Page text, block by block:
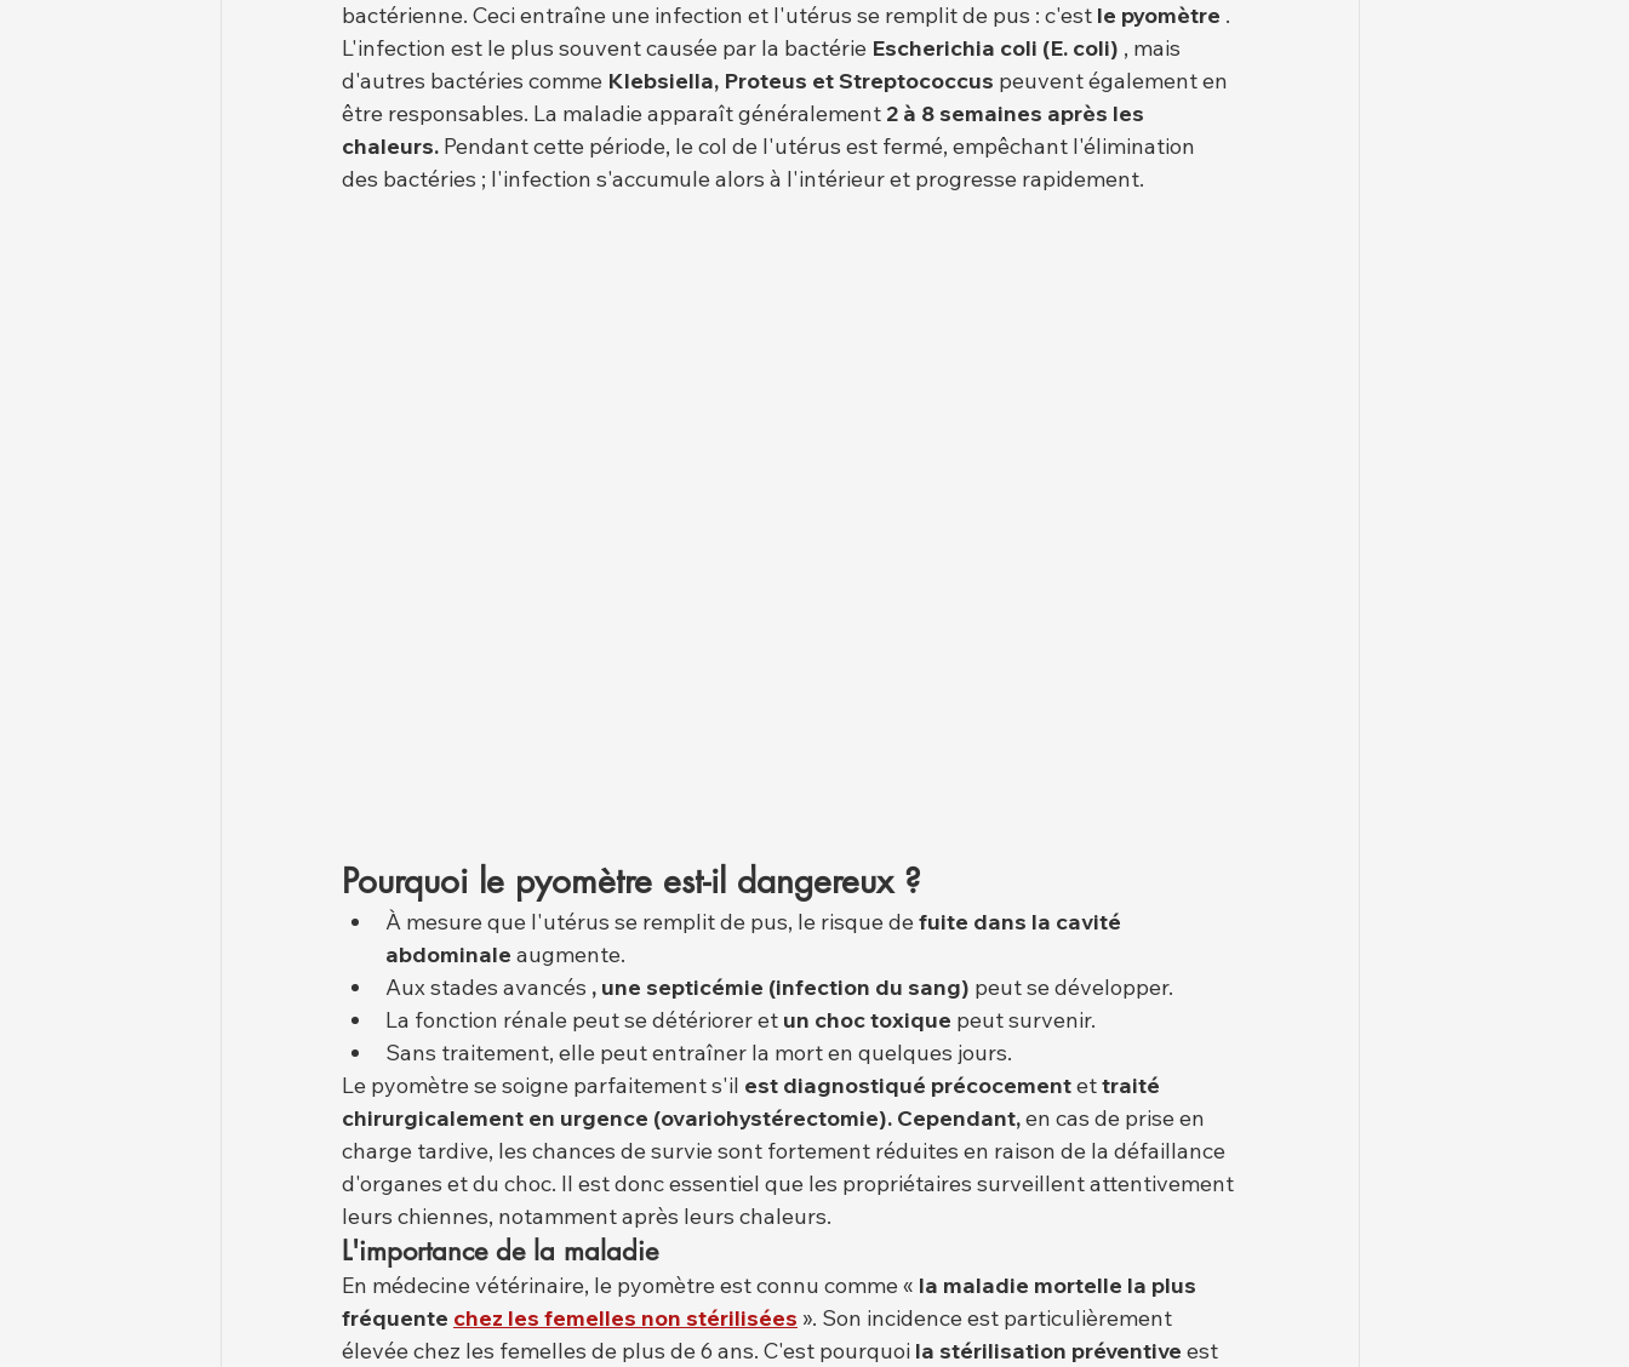
bactérienne. Ceci entraîne une infection et l'utérus se remplit de pus : c'est le pyomètre .
L'infection est le plus souvent causée par la bactérie Escherichia coli (E. coli) , mais
d'autres bactéries comme Klebsiella, Proteus et Streptococcus peuvent également en
être responsables. La maladie apparaît généralement 2 à 8 semaines après les
chaleurs. Pendant cette période, le col de l'utérus est fermé, empêchant l'élimination
des bactéries ; l'infection s'accumule alors à l'intérieur et progresse rapidement.
Pourquoi le pyomètre est-il dangereux ?
À mesure que l'utérus se remplit de pus, le risque de fuite dans la cavité
abdominale augmente.
Aux stades avancés , une septicémie (infection du sang) peut se développer.
La fonction rénale peut se détériorer et un choc toxique peut survenir.
Sans traitement, elle peut entraîner la mort en quelques jours.
Le pyomètre se soigne parfaitement s'il est diagnostiqué précocement et traité
chirurgicalement en urgence (ovariohystérectomie). Cependant, en cas de prise en
charge tardive, les chances de survie sont fortement réduites en raison de la défaillance
d'organes et du choc. Il est donc essentiel que les propriétaires surveillent attentivement
leurs chiennes, notamment après leurs chaleurs.
L'importance de la maladie
En médecine vétérinaire, le pyomètre est connu comme « la maladie mortelle la plus
fréquente chez les femelles non stérilisées ». Son incidence est particulièrement
élevée chez les femelles de plus de 6 ans. C'est pourquoi la stérilisation préventive est